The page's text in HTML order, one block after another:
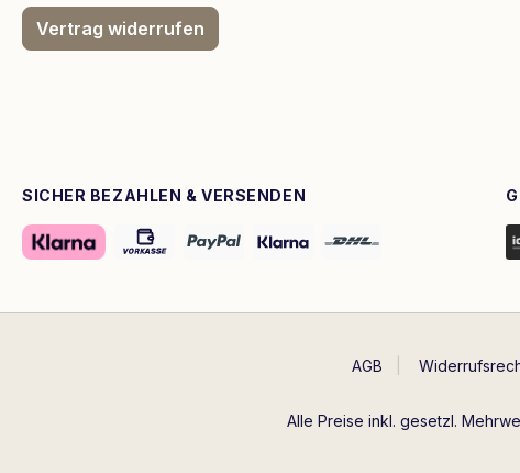
Vertrag widerrufen
SICHER BEZAHLEN & VERSENDEN
AGB
Alle Preise inkl. gesetzl.